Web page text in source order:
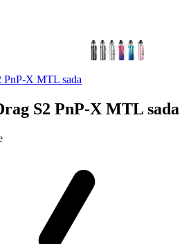
X MTL sada
S2 PnP-X MTL sada